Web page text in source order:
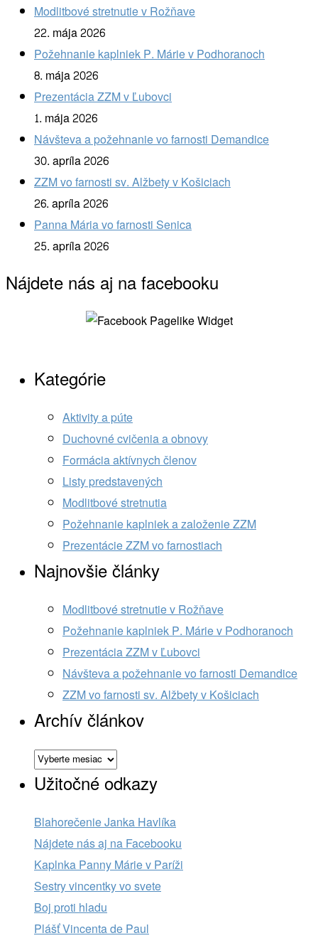
Modlitbové stretnutie v Rožňave
22. mája 2026
Požehnanie kaplniek P. Márie v Podhoranoch
8. mája 2026
Prezentácia ZZM v Ľubovci
1. mája 2026
Návšteva a požehnanie vo farnosti Demandice
30. apríla 2026
ZZM vo farnosti sv. Alžbety v Košiciach
26. apríla 2026
Panna Mária vo farnosti Senica
25. apríla 2026
Nájdete nás aj na facebooku
Kategórie
Aktivity a púte
Duchovné cvičenia a obnovy
Formácia aktívnych členov
Listy predstavených
Modlitbové stretnutia
Požehnanie kaplniek a založenie ZZM
Prezentácie ZZM vo farnostiach
Najnovšie články
Modlitbové stretnutie v Rožňave
Požehnanie kaplniek P. Márie v Podhoranoch
Prezentácia ZZM v Ľubovci
Návšteva a požehnanie vo farnosti Demandice
ZZM vo farnosti sv. Alžbety v Košiciach
Archív článkov
Archív
článkov
Užitočné odkazy
Blahorečenie Janka Havlíka
Nájdete nás aj na Facebooku
Kaplnka Panny Márie v Paríži
Sestry vincentky vo svete
Boj proti hladu
Plášť Vincenta de Paul